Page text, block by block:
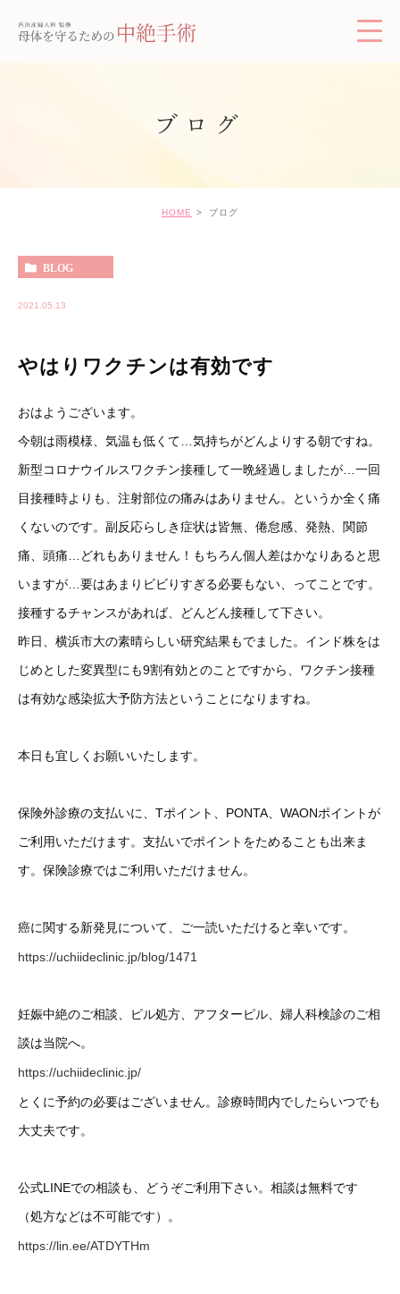
ブログ
HOME ブログ
BLOG
2021.05.13
やはりワクチンは有効です
おはようございます。
今朝は雨模様、気温も低くて…気持ちがどんよりする朝ですね。
新型コロナウイルスワクチン接種して一晩経過しましたが…一回
目接種時よりも、注射部位の痛みはありません。というか全く痛
くないのです。副反応らしき症状は皆無、倦怠感、発熱、関節
痛、頭痛…どれもありません！もちろん個人差はかなりあると思
いますが…要はあまりビビりすぎる必要もない、ってことです。
接種するチャンスがあれば、どんどん接種して下さい。
昨日、横浜市大の素晴らしい研究結果もでました。インド株をは
じめとした変異型にも9割有効とのことですから、ワクチン接種
は有効な感染拡大予防方法ということになりますね。
本日も宜しくお願いいたします。
保険外診療の支払いに、Tポイント、PONTA、WAONポイントが
ご利用いただけます。支払いでポイントをためることも出来ま
す。保険診療ではご利用いただけません。
癌に関する新発見について、ご一読いただけると幸いです。
https://uchiideclinic.jp/blog/1471
妊娠中絶のご相談、ピル処方、アフターピル、婦人科検診のご相
談は当院へ。
https://uchiideclinic.jp/
とくに予約の必要はございません。診療時間内でしたらいつでも
大丈夫です。
公式LINEでの相談も、どうぞご利用下さい。相談は無料です
（処方などは不可能です）。
https://lin.ee/ATDYTHm